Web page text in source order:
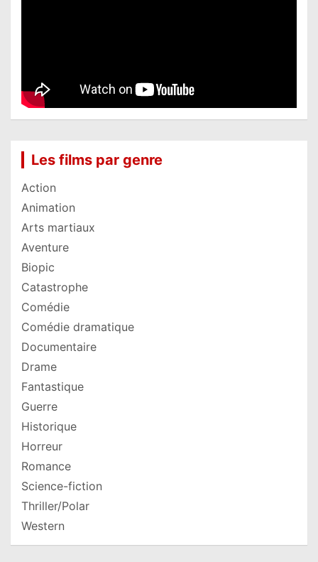
Les films par genre
Action
Animation
Arts martiaux
Aventure
Biopic
Catastrophe
Comédie
Comédie dramatique
Documentaire
Drame
Fantastique
Guerre
Historique
Horreur
Romance
Science-fiction
Thriller/Polar
Western